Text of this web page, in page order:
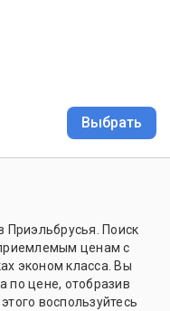
Выбрать
Приэльбрусья. Поиск
ценам с
эконом класса. Вы
по цене, отобразив
воспользуйтесь